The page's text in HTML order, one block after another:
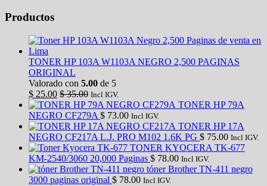
Productos
TONER HP 103A W1103A NEGRO 2,500 PAGINAS
ORIGINAL
Valorado con 5.00 de 5
$ 25.00 $35.00 Incl IGV.
TONER HP 79A
NEGRO CF279A $ 73.00 Incl IGV.
TONER HP 17A
NEGRO CF217A L.J. PRO M102 1.6K PG $ 75.00 Incl IGV.
TONER KYOCERA TK-677
KM-2540/3060 20,000 Paginas $ 78.00 Incl IGV.
tóner Brother TN-411 negro
3000 paginas original $ 78.00 Incl IGV.